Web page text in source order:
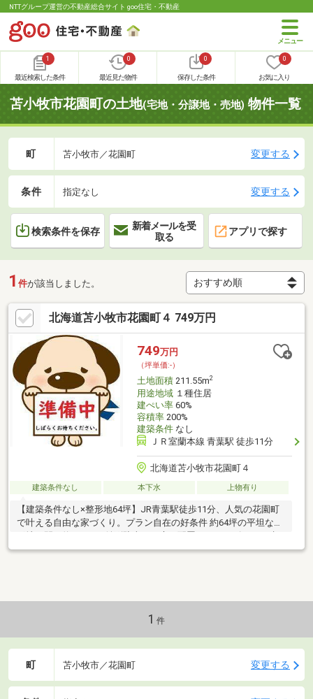
NTTグループ運営の不動産総合サイト goo住宅・不動産
1
最近検索した条件
0
最近見た物件
0
保存した条件
0
お気に入り
苫小牧市花園町の土地(宅地・分譲地・売地) 物件一覧
町 苫小牧市／花園町 変更する
条件 指定なし 変更する
検索条件を保存
新着メールを受
取る
アプリで探す
1 件が該当しました。
北海道苫小牧市花園町４ 749万円
749万円
（坪単価:-）
土地面積211.55m2
用途地域１種住居
建ぺい率60%
容積率200%
建築条件なし
ＪＲ室蘭本線 青葉駅 徒歩11分
北海道苫小牧市花園町４
建築条件なし 本下水 上物有り
【建築条件なし×整形地64坪】JR青葉駅徒歩11分、人気の花園町
で叶える自由な家づくり。プラン自在の好条件 約64坪の平坦な整
形地。間口約14.5mで並列駐車やお庭の配置もスムーズです。建
築条件はないため、お好きなメーカーで建築可能です。徒歩圏に
1 件
町 苫小牧市／花園町 変更する